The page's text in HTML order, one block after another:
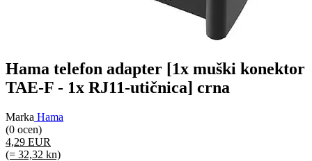
Hama telefon adapter [1x muški konektor
TAE-F - 1x RJ11-utičnica] crna
Marka Hama
(0 ocen)
4,29 EUR
(= 32,32 kn)